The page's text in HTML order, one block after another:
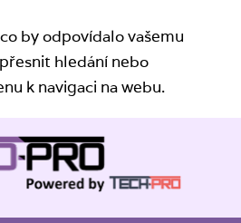
by odpovídalo vašemu
hledání nebo
k navigaci na webu.